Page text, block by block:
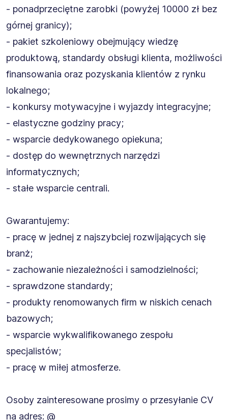
- ponadprzeciętne zarobki (powyżej 10000 zł bez
górnej granicy);
- pakiet szkoleniowy obejmujący wiedzę
produktową, standardy obsługi klienta, możliwości
finansowania oraz pozyskania klientów z rynku
lokalnego;
- konkursy motywacyjne i wyjazdy integracyjne;
- elastyczne godziny pracy;
- wsparcie dedykowanego opiekuna;
- dostęp do wewnętrznych narzędzi
informatycznych;
- stałe wsparcie centrali.
Gwarantujemy:
- pracę w jednej z najszybciej rozwijających się
branż;
- zachowanie niezależności i samodzielności;
- sprawdzone standardy;
- produkty renomowanych firm w niskich cenach
bazowych;
- wsparcie wykwalifikowanego zespołu
specjalistów;
- pracę w miłej atmosferze.
Osoby zainteresowane prosimy o przesyłanie CV
na adres: @